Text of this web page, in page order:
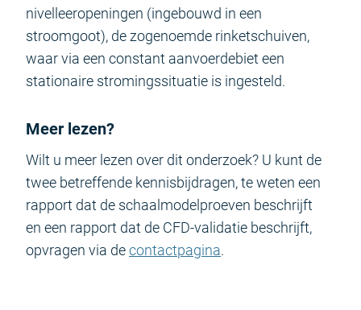
nivelleeropeningen (ingebouwd in een
stroomgoot), de zogenoemde rinketschuiven,
waar via een constant aanvoerdebiet een
stationaire stromingssituatie is ingesteld.
Meer lezen?
Wilt u meer lezen over dit onderzoek? U kunt de
twee betreffende kennisbijdragen, te weten een
rapport dat de schaalmodelproeven beschrijft
en een rapport dat de CFD-validatie beschrijft,
opvragen via decontactpagina.